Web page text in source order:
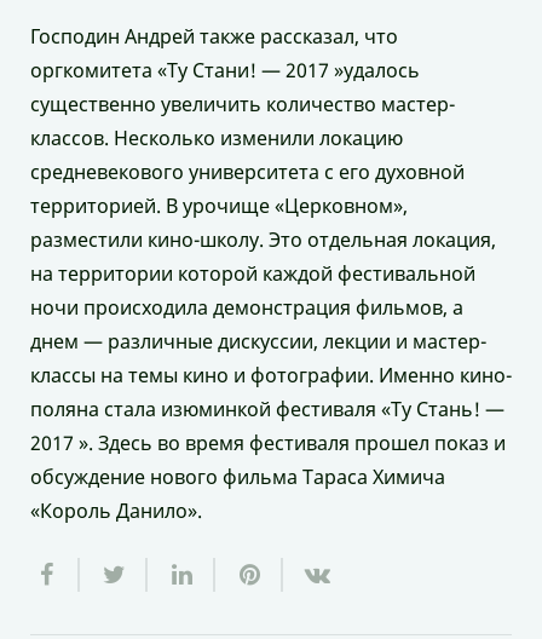
Господин Андрей также рассказал, что
оргкомитета «Ту Стани! — 2017 »удалось
существенно увеличить количество мастер-
классов. Несколько изменили локацию
средневекового университета с его духовной
территорией. В урочище «Церковном»,
разместили кино-школу. Это отдельная локация,
на территории которой каждой фестивальной
ночи происходила демонстрация фильмов, а
днем — различные дискуссии, лекции и мастер-
классы на темы кино и фотографии. Именно кино-
поляна стала изюминкой фестиваля «Ту Стань! —
2017 ». Здесь во время фестиваля прошел показ и
обсуждение нового фильма Тараса Химича
«Король Данило».